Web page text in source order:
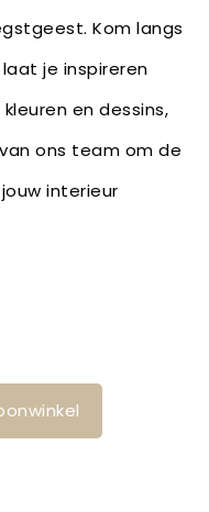
Kom langs
je inspireren
en dessins,
ons team om de
interieur